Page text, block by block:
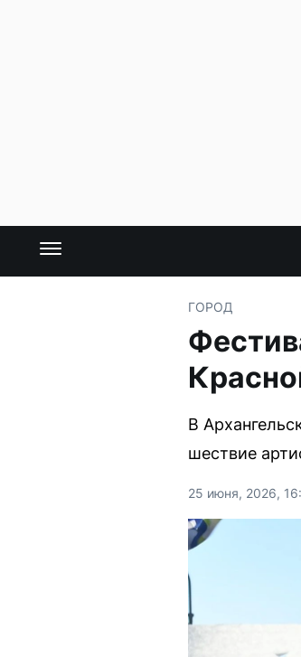
ГОРОД
В
шествие
25 июня, 2026,